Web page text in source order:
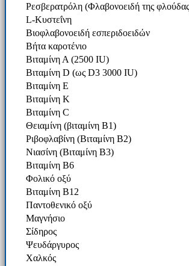
Ρεσβερατρόλη (Φλαβονοειδή της
L-Κυστεΐνη
Βιοφλαβονοειδή εσπεριδοειδών
Βήτα καροτένιο
Βιταμίνη Α (2500 IU)
Βιταμίνη D (ως D3 3000 IU)
Βιταμίνη Ε
Βιταμίνη Κ
Βιταμίνη C
Θειαμίνη (βιταμίνη Β1)
Ριβοφλαβίνη (Βιταμίνη Β2)
Νιασίνη (Βιταμίνη Β3)
Βιταμίνη Β6
Φολικό οξύ
Βιταμίνη Β12
Παντοθενικό οξύ
Μαγνήσιο
Σίδηρος
Ψευδάργυρος
Χαλκός